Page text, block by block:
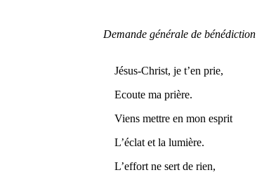
Demande générale de bénédiction
Jésus-Christ, je t’en prie,
Ecoute ma prière.
Viens mettre en mon esprit
L’éclat et la lumière.
L’effort ne sert de rien,